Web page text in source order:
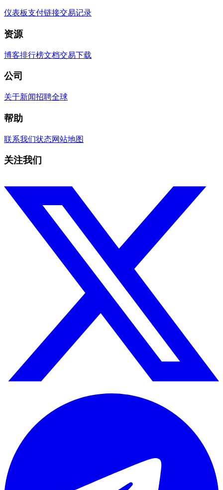
仪表板支付链接交易记录
资源
博客排行榜文档交易下载
公司
关于新闻招聘全球
帮助
联系我们状态网站地图
关注我们